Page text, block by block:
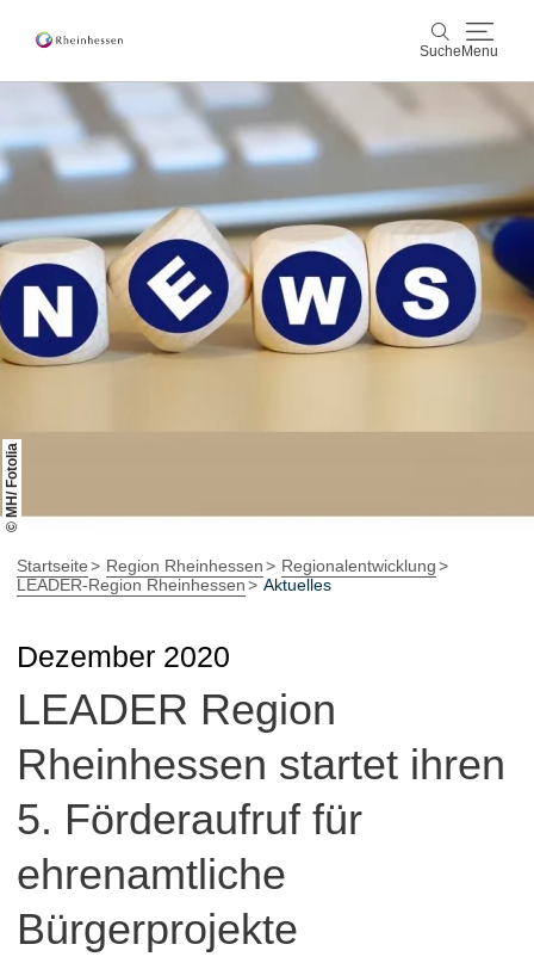
Suche Menu
Wein & Genuss
Aktiv & Natur
Kultur & Städte
Veranstaltungen
Rheinhessen-Blog Karte
© MH/ Fotolia
Startseite Region Rheinhessen
Regionalentwicklung
LEADER-Region Rheinhessen
Aktuelles
Dezember 2020
LEADER Region
Rheinhessen startet ihren
5. Förderaufruf für
ehrenamtliche
Bürgerprojekte